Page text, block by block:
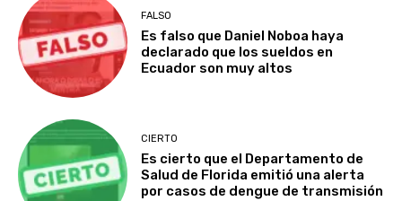
FALSO
Es falso que Daniel Noboa haya
declarado que los sueldos en
Ecuador son muy altos
CIERTO
Es cierto que el Departamento de
Salud de Florida emitió una alerta
por casos de dengue de transmisión